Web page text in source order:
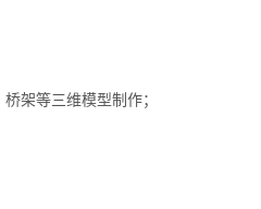
架等三维模型制作；